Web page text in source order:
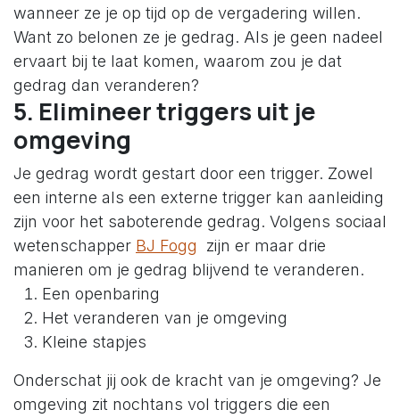
wanneer ze je op tijd op de vergadering willen.
Want zo belonen ze je gedrag. Als je geen nadeel
ervaart bij te laat komen, waarom zou je dat
gedrag dan veranderen?
5. Elimineer triggers uit je
omgeving
Je gedrag wordt gestart door een trigger. Zowel
een interne als een externe trigger kan aanleiding
zijn voor het saboterende gedrag. Volgens sociaal
wetenschapper BJ Fogg zijn er maar drie
manieren om je gedrag blijvend te veranderen.
Een openbaring
Het veranderen van je omgeving
Kleine stapjes
Onderschat jij ook de kracht van je omgeving? Je
omgeving zit nochtans vol triggers die een